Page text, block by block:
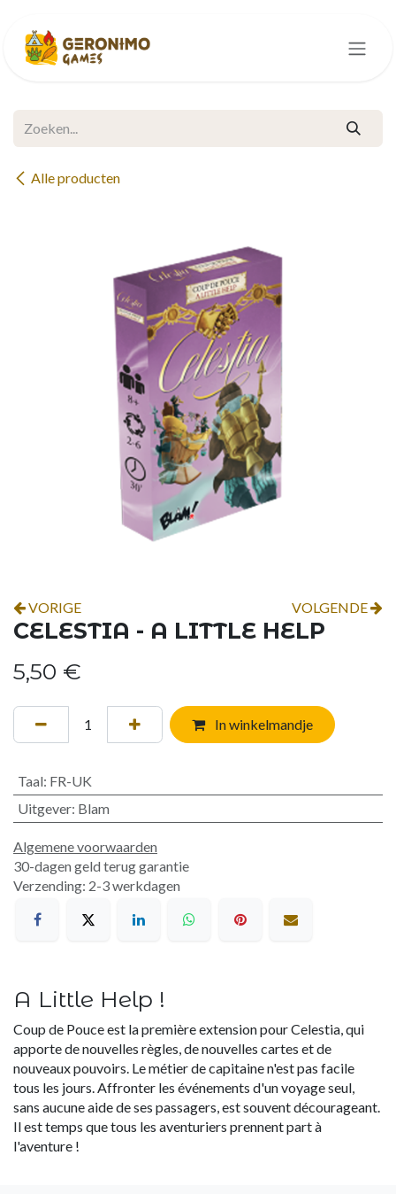
Alle producten
VORIGE VOLGENDE
CELESTIA - A LITTLE HELP
5,50 €
In winkelmandje
Taal: FR-UK
Uitgever: Blam
Algemene voorwaarden
30-dagen geld terug garantie
Verzending: 2-3 werkdagen
A Little Help !
Coup de Pouce est la première extension pour Celestia, qui
apporte de nouvelles règles, de nouvelles cartes et de
nouveaux pouvoirs. Le métier de capitaine n'est pas facile
tous les jours. Affronter les événements d'un voyage seul,
sans aucune aide de ses passagers, est souvent décourageant.
Il est temps que tous les aventuriers prennent part à
l'aventure !